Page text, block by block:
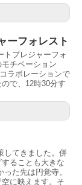
ーフォレスト
トプレジャーフォ
チベーション
ラボレーションで
で、12時30分す
してきました。併
ることも大きな
た先は円覚寺。
に映えます。そ